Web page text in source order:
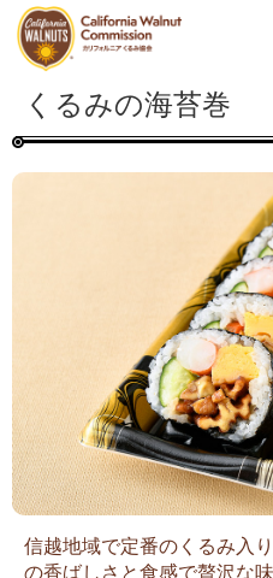
くるみの海苔巻
信越地域で定番のくるみ入
の香ばしさと食感で贅沢な味